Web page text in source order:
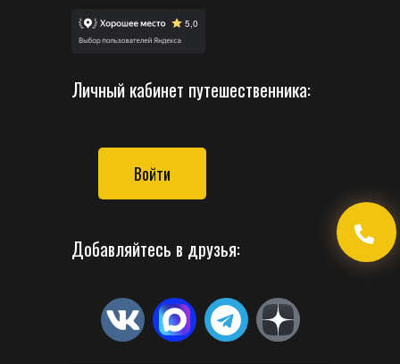
Личный кабинет путешественника:
Войти
Добавляйтесь в друзья: